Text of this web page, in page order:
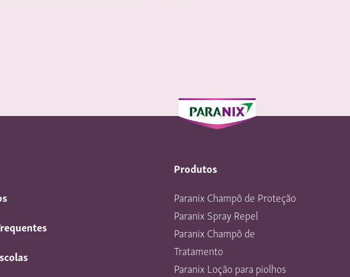
Produtos
Paranix Champô de Proteção
Paranix Spray Repel
Paranix Champô de
Tratamento
Paranix Loção para piolhos